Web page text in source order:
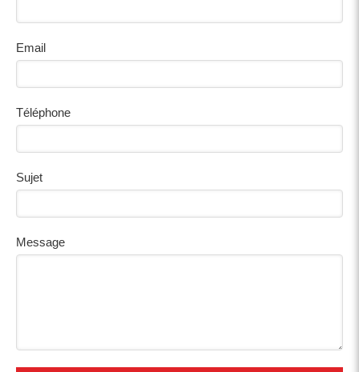
Email
Téléphone
Sujet
Message